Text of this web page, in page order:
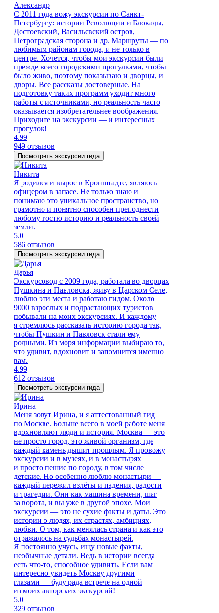
Александр
С 2011 года вожу экскурсии по Санкт-
Петербургу: истории Революции и Блокады,
Достоевский, Васильевский остров,
Петроградская сторона и др. Маршруты — по
любимым районам города, и не только в
центре. Хочется, чтобы мои экскурсии были
прежде всего городскими прогулками, чтобы
было живо, поэтому показываю и дворцы, и
дворы. Все рассказы достоверные. На
подготовку таких программ уходит много
работы с источниками, но реальность часто
оказывается изобретательнее воображения.
Приходите на экскурсии — и интересных
прогулок!
4.99
949 отзывов
Посмотреть экскурсии гида
Никита
Я родился и вырос в Кронштадте, являюсь
офицером в запасе. Не только знаю и
понимаю это уникальное пространство, но
грамотно и понятно способен преподнести
любому гостю историю и реальность своей
земли.
5.0
586 отзывов
Посмотреть экскурсии гида
Дарья
Экскурсовод с 2009 года, работала во дворцах
Пушкина и Павловска, живу в Царском Селе,
люблю эти места и работаю гидом. Около
9000 взрослых и подрастающих туристов
побывали на моих экскурсиях. И каждому
я стремлюсь рассказать историю города так,
чтобы Пушкин и Павловск стали ему
родными. Из моря информации выбираю то,
что удивит, вдохновит и запомнится именно
вам.
4.99
612 отзывов
Посмотреть экскурсии гида
Ирина
Меня зовут Ирина, и я аттестованный гид
по Москве. Больше всего в моей работе меня
вдохновляют люди и история. Москва — это
не просто город, это живой организм, где
каждый камень дышит прошлым. Я провожу
экскурсии и в музеях, и в монастырях
и просто пешие по городу, в том числе
детские. Но особенно люблю монастыри —
каждый пережил взлёты и падения, радости
и трагедии. Они как машина времени, шаг
за ворота, и вы уже в другой эпохе. Мои
экскурсии — это не сухие факты и даты. Это
истории о людях, их страстях, амбициях,
любви. О том, как менялась страна и как это
отражалось на судьбах монастырей.
Я постоянно учусь, ищу новые факты,
необычные детали. Ведь в истории всегда
есть что-то, способное удивить. Если вам
интересно увидеть Москву другими
глазами — буду рада встрече на одной
из моих авторских экскурсий!
5.0
329 отзывов